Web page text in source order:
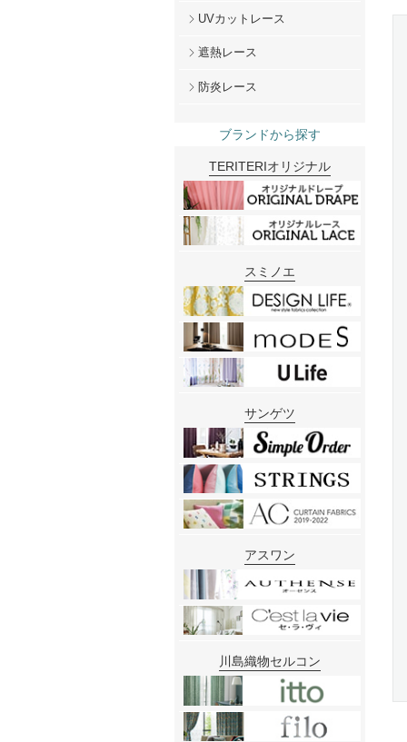
UVカットレース
遮熱レース
防炎レース
ブランドから探す
TERITERIオリジナル
スミノエ
サンゲツ
アスワン
川島織物セルコン